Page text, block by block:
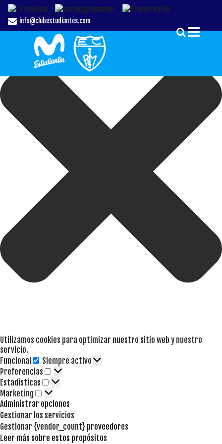
Gestionar el Consentimiento de las Cookies
Utilizamos cookies para optimizar nuestro sitio web y nuestro
servicio.
Funcional
Funcional
Siempre activo
Preferencias
Preferencias
Estadísticas Estadísticas
Marketing Marketing
Administrar opciones
Gestionar los servicios
Gestionar {vendor_count} proveedores
Leer más sobre estos propósitos
info@clubestudiantes.com